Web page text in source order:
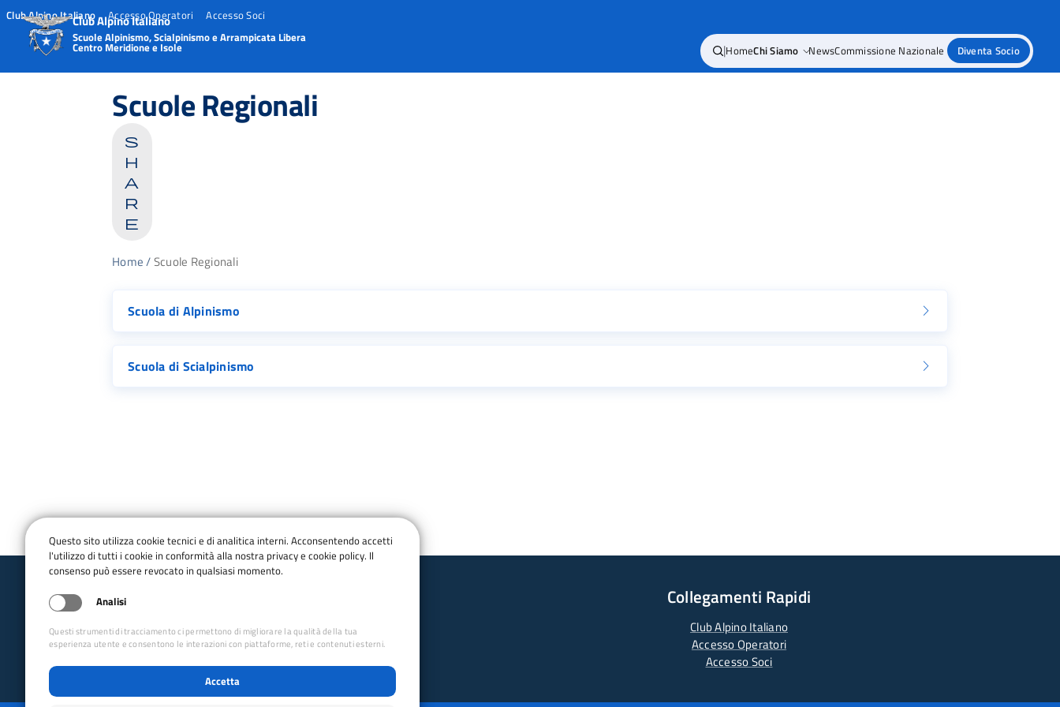
Club Alpino Italiano Accesso Operatori Accesso Soci
Club Alpino Italiano
Scuole Alpinismo, Scialpinismo e Arrampicata Libera
Centro Meridione e Isole |HomeChi Siamo NewsCommissione Nazionale Diventa Socio
Scuole Regionali
s
h
a
r
e
Home/Scuole Regionali
Scuola di Alpinismo
Scuola di Scialpinismo
email:cmi.cnsasa@cai.it
Collegamenti Rapidi
Club Alpino Italiano
Accesso Operatori
Accesso Soci
Questo sito utilizza cookie tecnici e di analitica interni. Acconsentendo accetti
l'utilizzo di tutti i cookie in conformità alla nostra privacy e cookie policy. Il
consenso può essere revocato in qualsiasi momento.
Analisi
Questi strumenti di tracciamento ci permettono di migliorare la qualità della tua
esperienza utente e consentono le interazioni con piattaforme, reti e contenuti esterni.
Accetta